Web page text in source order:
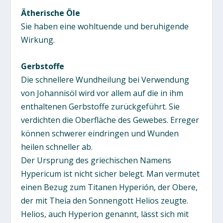
Ätherische Öle
Sie haben eine wohltuende und beruhigende
Wirkung.
Gerbstoffe
Die schnellere Wundheilung bei Verwendung
von Johannisöl wird vor allem auf die in ihm
enthaltenen Gerbstoffe zurückgeführt. Sie
verdichten die Oberfläche des Gewebes. Erreger
können schwerer eindringen und Wunden
heilen schneller ab.
Der Ursprung des griechischen Namens
Hypericum ist nicht sicher belegt. Man vermutet
einen Bezug zum Titanen Hyperión, der Obere,
der mit Theia den Sonnengott Helios zeugte.
Helios, auch Hyperion genannt, lässt sich mit